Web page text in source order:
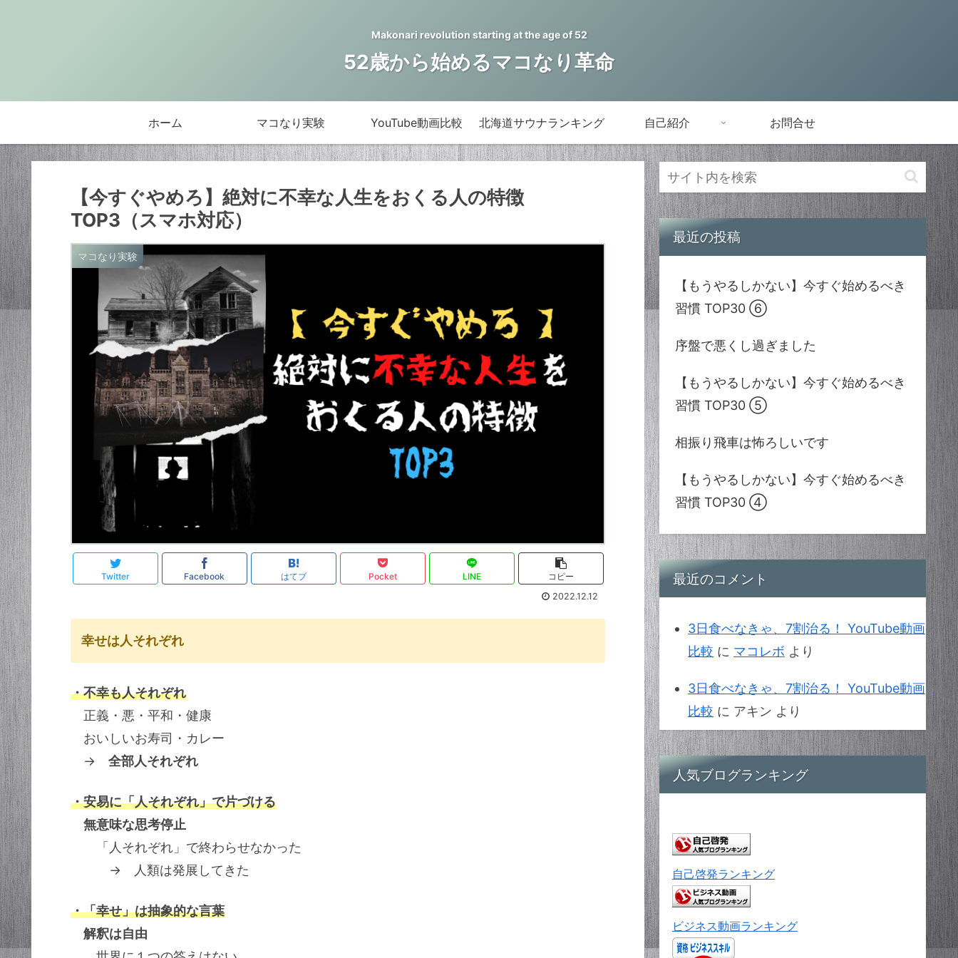
Makonari revolution starting at the age of 52
52歳から始めるマコなり革命
ホーム マコなり実験 YouTube動画比較 北海道サウナランキング 自己紹介 お問合せ
【今すぐやめろ】絶対に不幸な人生をおくる人の特徴
TOP3（スマホ対応）
マコなり実験
Twitter Facebook はてブ Pocket LINE
コピー
2022.12.12
幸せは人それぞれ
・不幸も人それぞれ
正義・悪・平和・健康
おいしいお寿司・カレー
→ 全部人それぞれ
・安易に「人それぞれ」で片づける
無意味な思考停止
「人それぞれ」で終わらせなかった
→ 人類は発展してきた
・「幸せ」は抽象的な言葉
解釈は自由
最近の投稿
【もうやるしかない】今すぐ始めるべき
習慣 TOP30 ⑥
序盤で悪くし過ぎました
【もうやるしかない】今すぐ始めるべき
習慣 TOP30 ⑤
相振り飛車は怖ろしいです
【もうやるしかない】今すぐ始めるべき
習慣 TOP30 ④
最近のコメント
3日食べなきゃ、7割治る！ YouTube動画
比較 に マコレボ より
3日食べなきゃ、7割治る！ YouTube動画
比較 に アキン より
人気ブログランキング
自己啓発ランキング
ビジネス動画ランキング